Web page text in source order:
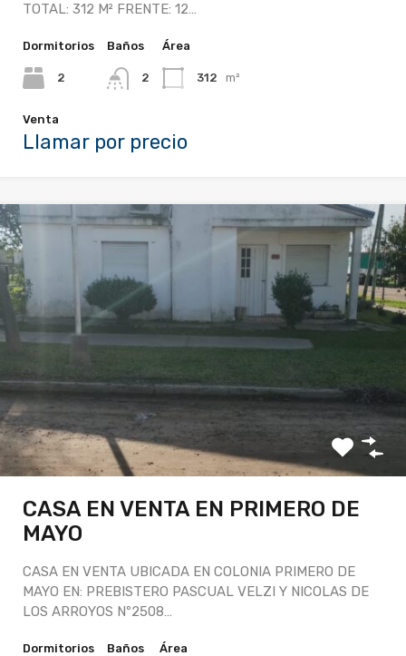
TOTAL: 312 M² FRENTE: 12…
Dormitorios
2
Baños
2
Área
312 m²
Venta
Llamar por precio
CASA EN VENTA EN PRIMERO DE
MAYO
CASA EN VENTA UBICADA EN COLONIA PRIMERO DE
MAYO EN: PREBISTERO PASCUAL VELZI Y NICOLAS DE
LOS ARROYOS Nº2508…
Dormitorios Baños Área